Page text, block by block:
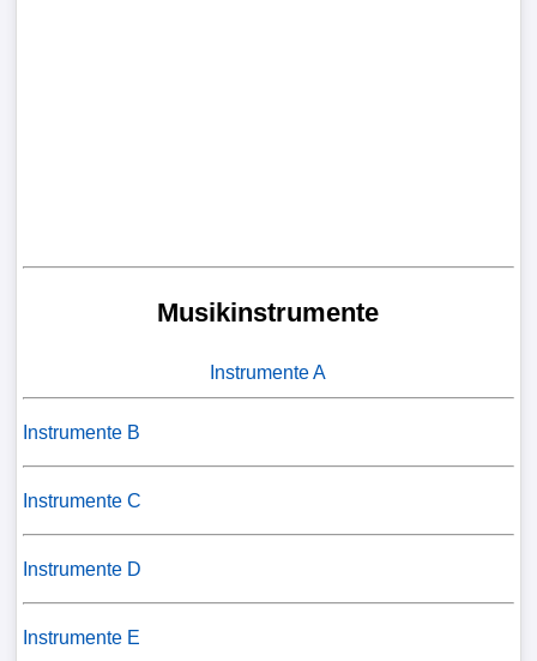
Musikinstrumente
Instrumente A
Instrumente B
Instrumente C
Instrumente D
Instrumente E